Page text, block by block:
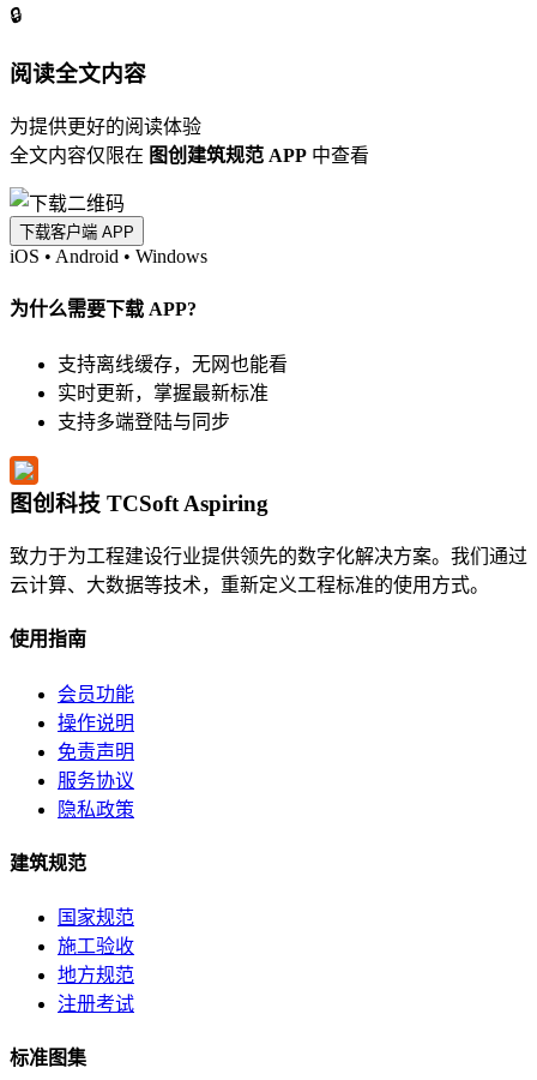
🔒
阅读全文内容
为提供更好的阅读体验
全文内容仅限在 图创建筑规范 APP 中查看
下载客户端 APP
iOS • Android • Windows
为什么需要下载 APP?
支持离线缓存，无网也能看
实时更新，掌握最新标准
支持多端登陆与同步
图创科技 TCSoft Aspiring
致力于为工程建设行业提供领先的数字化解决方案。我们通过
云计算、大数据等技术，重新定义工程标准的使用方式。
使用指南
会员功能
操作说明
免责声明
服务协议
隐私政策
建筑规范
国家规范
施工验收
地方规范
注册考试
标准图集